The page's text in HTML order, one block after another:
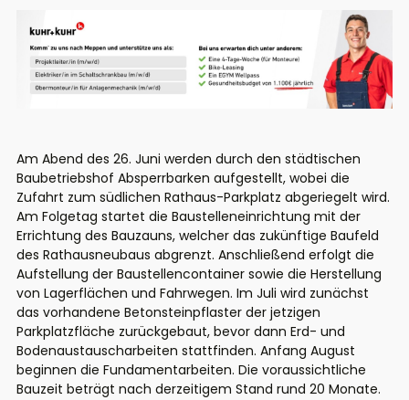
Am Abend des 26. Juni werden durch den städtischen
Baubetriebshof Absperrbarken aufgestellt, wobei die
Zufahrt zum südlichen Rathaus-Parkplatz abgeriegelt wird.
Am Folgetag startet die Baustelleneinrichtung mit der
Errichtung des Bauzauns, welcher das zukünftige Baufeld
des Rathausneubaus abgrenzt. Anschließend erfolgt die
Aufstellung der Baustellencontainer sowie die Herstellung
von Lagerflächen und Fahrwegen. Im Juli wird zunächst
das vorhandene Betonsteinpflaster der jetzigen
Parkplatzfläche zurückgebaut, bevor dann Erd- und
Bodenaustauscharbeiten stattfinden. Anfang August
beginnen die Fundamentarbeiten. Die voraussichtliche
Bauzeit beträgt nach derzeitigem Stand rund 20 Monate.